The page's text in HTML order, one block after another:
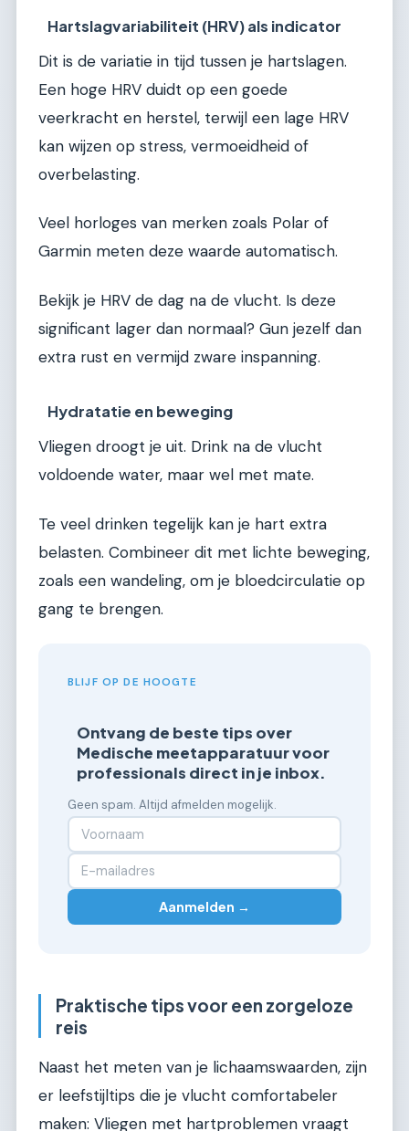
Hartslagvariabiliteit (HRV) als indicator
Dit is de variatie in tijd tussen je hartslagen.
Een hoge HRV duidt op een goede
veerkracht en herstel, terwijl een lage HRV
kan wijzen op stress, vermoeidheid of
overbelasting.
Veel horloges van merken zoals Polar of
Garmin meten deze waarde automatisch.
Bekijk je HRV de dag na de vlucht. Is deze
significant lager dan normaal? Gun jezelf dan
extra rust en vermijd zware inspanning.
Hydratatie en beweging
Vliegen droogt je uit. Drink na de vlucht
voldoende water, maar wel met mate.
Te veel drinken tegelijk kan je hart extra
belasten. Combineer dit met lichte beweging,
zoals een wandeling, om je bloedcirculatie op
gang te brengen.
BLIJF OP DE HOOGTE
Ontvang de beste tips over
Medische meetapparatuur voor
professionals direct in je inbox.
Geen spam. Altijd afmelden mogelijk.
Aanmelden →
Praktische tips voor een zorgeloze
reis
Naast het meten van je lichaamswaarden, zijn
er leefstijltips die je vlucht comfortabeler
maken: Vliegen met hartproblemen vraagt